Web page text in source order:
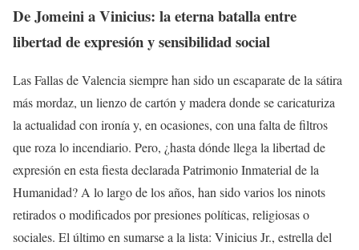
De Jomeini a Vinicius: la eterna batalla entre
libertad de expresión y sensibilidad social
Las Fallas de Valencia siempre han sido un escaparate de la sátira
más mordaz, un lienzo de cartón y madera donde se caricaturiza
la actualidad con ironía y, en ocasiones, con una falta de filtros
que roza lo incendiario. Pero, ¿hasta dónde llega la libertad de
expresión en esta fiesta declarada Patrimonio Inmaterial de la
Humanidad? A lo largo de los años, han sido varios los ninots
retirados o modificados por presiones políticas, religiosas o
sociales. El último en sumarse a la lista: Vinicius Jr., estrella del